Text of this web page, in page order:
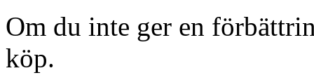
Om du inte ger en
köp.